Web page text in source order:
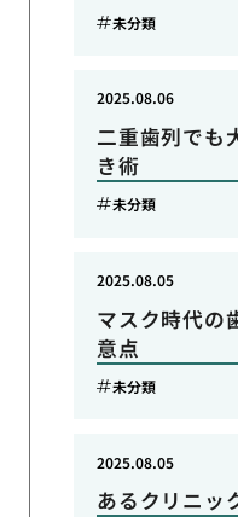
未分類
二重歯列でも
き術
2025.08.06
未分類
マスク時代の
意点
2025.08.05
未分類
あるクリニッ
2025.08.05